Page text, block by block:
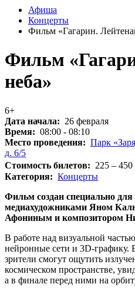
Афиша
Концерты
Фильм «Гагарин.
Фильм
неба»
6+
Дата начала: 26 февраля
Время: 08:00 - 08:10
Место проведения: Парк
д. 6/5
Стоимость билетов: 225 – 450
Категория: Концерты
Фильм создан специально для
медиахудожниками Яном
Афониным и композитором
В работе над визуальной
нейронные сети и 3D-
зрители смогут ощутить
космическом пространстве,
а в финале перед ними на